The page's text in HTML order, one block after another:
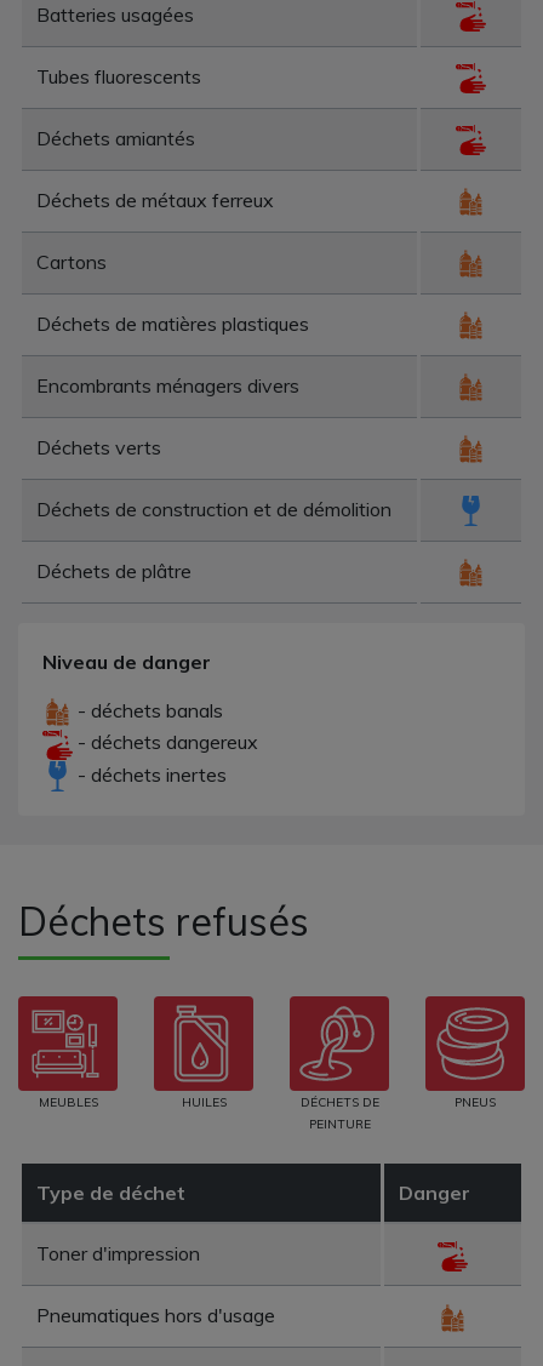
Batteries usagées
Tubes fluorescents
Déchets amiantés
Déchets de métaux ferreux
Cartons
Déchets de matières plastiques
Encombrants ménagers divers
Déchets verts
Déchets de construction et de démolition
Déchets de plâtre
Niveau de danger
- déchets banals
- déchets dangereux
- déchets inertes
Déchets refusés
Type de déchet Danger
Toner d'impression
Pneumatiques hors d'usage
MEUBLES HUILES
DÉCHETS DE
PEINTURE
PNEUS